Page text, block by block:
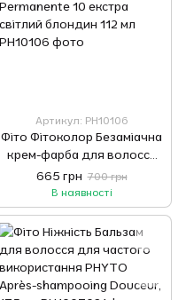
Артикул: PH10106
Фіто Фітоколор Безаміачна
крем-фарба для волосся
Phyto PhytoColor
Coloration Permanente 10
екстра світлий блондин 112
665 грн 700 грн
В наявності